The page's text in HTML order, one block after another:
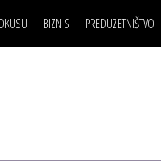
BIZNIS
ESG & ENERGY
PREDUZETNIŠTVO
IZJAVA DANABIZNIS SCENA